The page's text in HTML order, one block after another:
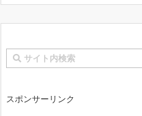
スポンサーリンク